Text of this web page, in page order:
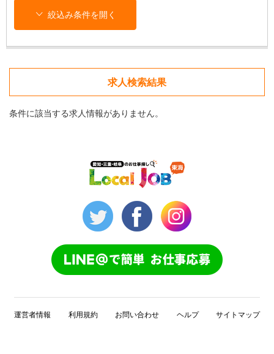
絞込み条件を開く
求人検索結果
条件に該当する求人情報がありません。
運営者情報 利用規約 お問い合わせ ヘルプ サイトマップ